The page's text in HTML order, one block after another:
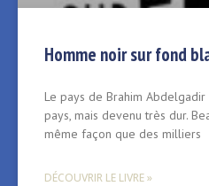
Homme noir sur fond
Le pays de Brahim
pays, mais devenu très dur.
même façon que des milliers
DÉCOUVRIR LE LIVRE »